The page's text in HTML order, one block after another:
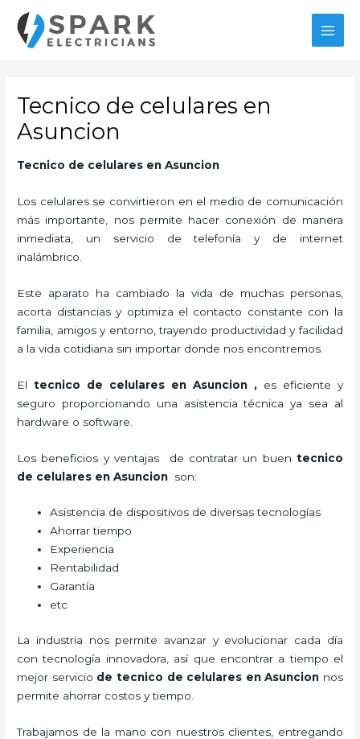
contenido
Tecnico de celulares en
Asuncion
Tecnico de celulares en Asuncion
Los celulares se convirtieron en el medio de comunicación
más importante, nos permite hacer conexión de manera
inmediata, un servicio de telefonía y de internet
inalámbrico.
Este aparato ha cambiado la vida de muchas personas,
acorta distancias y optimiza el contacto constante con la
familia, amigos y entorno, trayendo productividad y facilidad
a la vida cotidiana sin importar donde nos encontremos.
Eltecnico de celulares en Asuncion , es eficiente y
seguro proporcionando una asistencia técnica ya sea al
hardware o software.
Los beneficios y ventajas de contratar un buen tecnico
de celulares en Asuncion son:
Asistencia de dispositivos de diversas tecnologías
Ahorrar tiempo
Experiencia
Rentabilidad
Garantía
etc
La industria nos permite avanzar y evolucionar cada día
con tecnología innovadora, así que encontrar a tiempo el
mejor servicio de tecnico de celulares en Asuncion nos
permite ahorrar costos y tiempo.
Trabajamos de la mano con nuestros clientes, entregando